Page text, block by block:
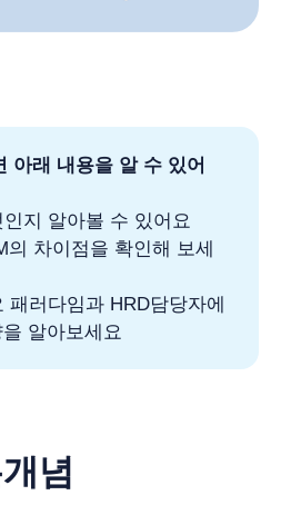
아래 내용을 알 수 있어
지 알아볼 수 있어요
차이점을 확인해 보세
러다임과 HRD담당자에
알아보세요
념